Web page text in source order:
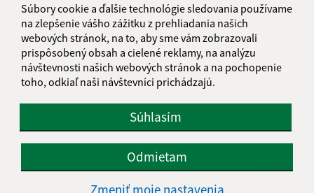
Súbory cookie a ďalšie technológie sledovania používame
na zlepšenie vášho zážitku z prehliadania našich
webových stránok, na to, aby sme vám zobrazovali
prispôsobený obsah a cielené reklamy, na analýzu
návštevnosti našich webových stránok a na pochopenie
toho, odkiaľ naši návštevníci prichádzajú.
Súhlasím
Odmietam
Zmeniť moje nastavenia
Informácie o stránke: